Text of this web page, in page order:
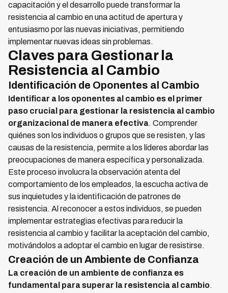
capacitación y el desarrollo puede transformar la
resistencia al cambio en una actitud de apertura y
entusiasmo por las nuevas iniciativas, permitiendo
implementar nuevas ideas sin problemas.
Claves para Gestionar la
Resistencia al Cambio
Identificación de Oponentes al Cambio
Identificar a los oponentes al cambio es el primer
paso crucial para gestionar la resistencia al cambio
organizacional de manera efectiva. Comprender
quiénes son los individuos o grupos que se resisten, y las
causas de la resistencia, permite a los líderes abordar las
preocupaciones de manera específica y personalizada.
Este proceso involucra la observación atenta del
comportamiento de los empleados, la escucha activa de
sus inquietudes y la identificación de patrones de
resistencia. Al reconocer a estos individuos, se pueden
implementar estrategias efectivas para reducir la
resistencia al cambio y facilitar la aceptación del cambio,
motivándolos a adoptar el cambio en lugar de resistirse.
Creación de un Ambiente de Confianza
La creación de un ambiente de confianza es
fundamental para superar la resistencia al cambio.